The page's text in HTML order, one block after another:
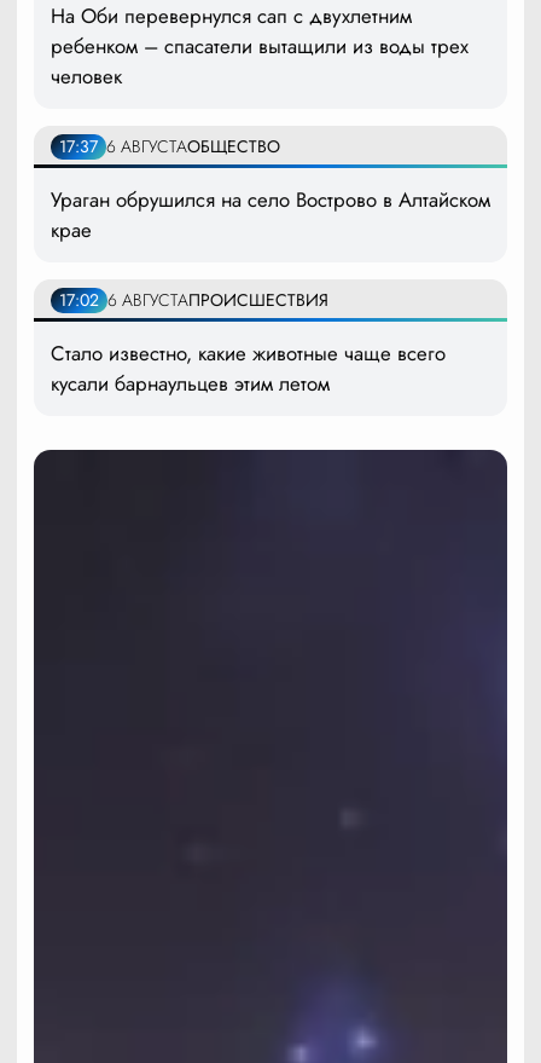
На Оби перевернулся сап с двухлетним
ребенком – спасатели вытащили из воды трех
человек
17:37 6 АВГУСТАОБЩЕСТВО
Ураган обрушился на село Вострово в Алтайском
крае
17:02 6 АВГУСТАПРОИСШЕСТВИЯ
Стало известно, какие животные чаще всего
кусали барнаульцев этим летом